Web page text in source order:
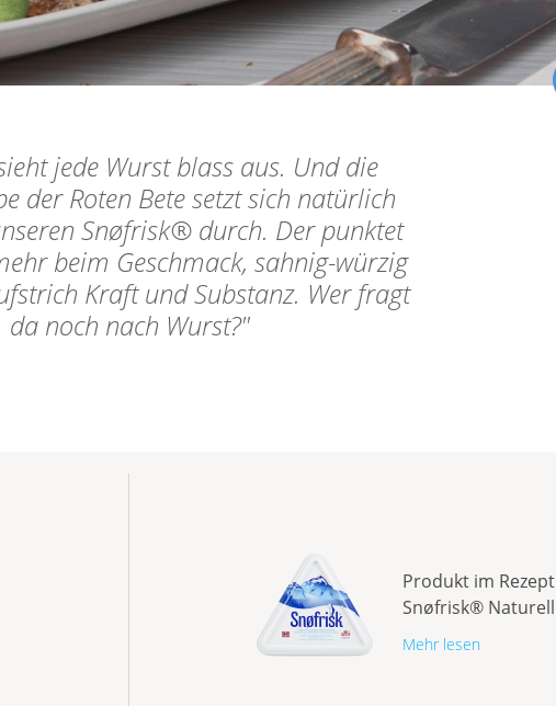
jede Wurst blass aus. Und die
der Roten Bete setzt sich natürlich
Snøfrisk® durch. Der punktet
beim Geschmack, sahnig-würzig
Kraft und Substanz. Wer fragt
da noch nach Wurst?
Produkt im Rezept
Snøfrisk® Naturell
Mehr lesen